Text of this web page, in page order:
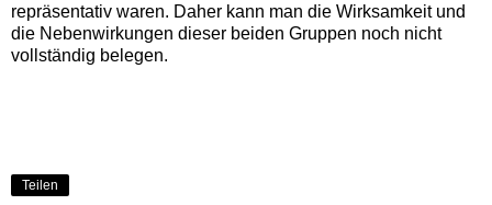
repräsentativ waren. Daher kann man die Wirksamkeit und
die Nebenwirkungen dieser beiden Gruppen noch nicht
vollständig belegen.
Teilen